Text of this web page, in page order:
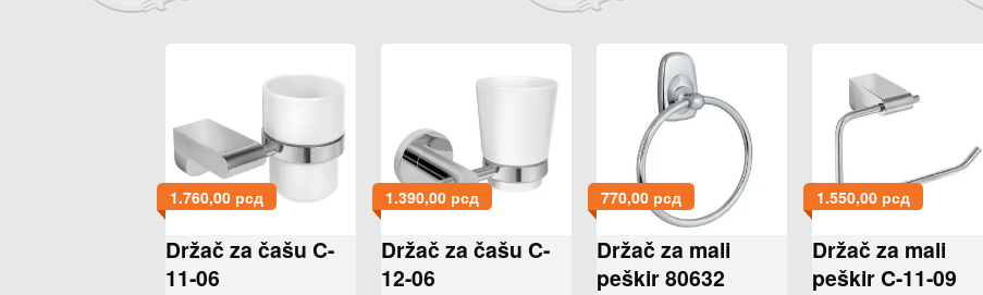
1.760,00 рсд
Držač za čašu C-
11-06
1.390,00 рсд
Držač za čašu C-
12-06
770,00 рсд
Držač za mali
peškir 80632
1.550,00 рсд
Držač za mali
peškir C-11-09